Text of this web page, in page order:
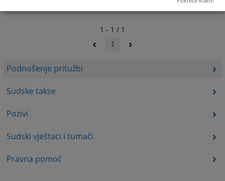
Podnošenje pritužbi
Sudske takse
Pozivi
Sudski vještaci i tumači
Pravna pomoć
1 - 1 / 1
1